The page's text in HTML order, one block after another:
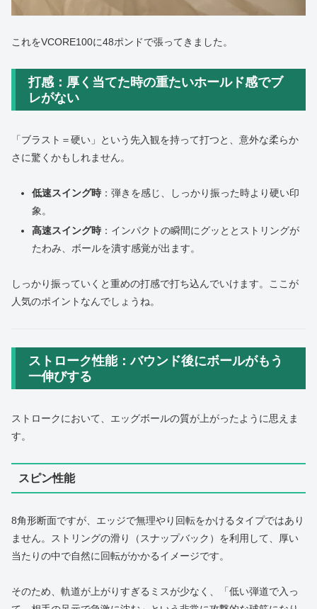
これをVCORE100に48ポンドで張ってきました。
打感：厚く当てた時の重たいホールド感でブ
レがない
「ブラスト＝硬い」という先入観を持って打つと、意外な柔らか
さに驚くかもしれません。
低速スイング時：弾きを感じ、しっかり振った時より硬い印
象。
高速スイング時：インパクトの瞬間にグッととストリングが
たわみ、ボールを潰す感覚が出ます。
しっかり振っていくと重めの打感で打ち込んでいけます。ここが
人気のポイントなんでしょうね。
ストローク性能：バウンド後にボールがもう
一伸びする
ストロークにおいて、エッグボールの質が上がったように思えま
す。
スピン性能
8角形断面ですが、エッジで無理やり回転をかけるタイプではあり
ません。ストリングの滑り（スナップバック）を利用して、厚い
当たりの中で自然に回転がかかるイメージです。
そのため、軌道が上がりすぎるミスが少なく、「低い弾道で入っ